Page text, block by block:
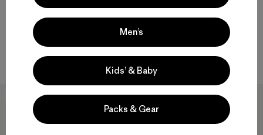
W's Shadowlite High-Impact
Adjustable Bra
Valoración: 4.3 / 5
(15Comentarios
)
Duckbill Cap
Valoración: 4.6 / 5
(96Comentarios
)
New
Men’s
Kids’ & Baby
Packs & Gear